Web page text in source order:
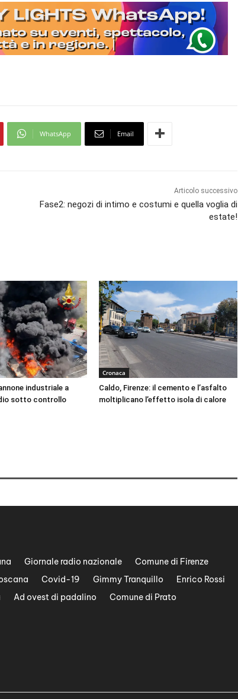
WhatsApp Email
Articolo successivo
Fase2: negozi di intimo e costumi e quella voglia di
estate!
industriale a
sotto controllo
Cronaca
Caldo, Firenze: il cemento e l’asfalto
moltiplicano l’effetto isola di calore
Giornale radio nazionale
Comune di Firenze
Covid-19 Gimmy Tranquillo
Enrico Rossi
Ad ovest di padalino
Comune di Prato